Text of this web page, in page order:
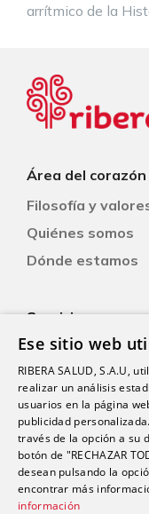
arrítmico de la
Área del corazón
Filosofía y
Quiénes somos
Dónde estamos
Servicios
Pacientes
Consejos
Libre elección
Actualidad
Ese sitio web
RIBERA SALUD, S.A.U,
realizar un análisis
usuarios en la página
publicidad
través de la opción a su
botón de "RECHAZAR
desean pulsando la
encontrar más
información